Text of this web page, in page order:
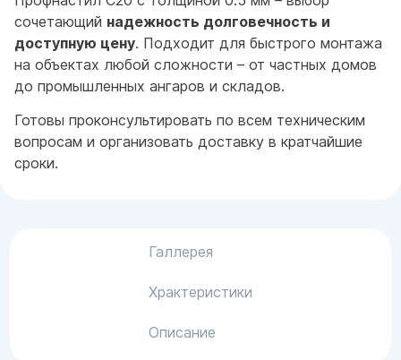
сочетающий надежность долговечность и
доступную цену. Подходит для быстрого монтажа
на объектах любой сложности – от частных домов
до промышленных ангаров и складов.
Готовы проконсультировать по всем техническим
вопросам и организовать доставку в кратчайшие
сроки.
Галлерея
Храктеристики
Описание